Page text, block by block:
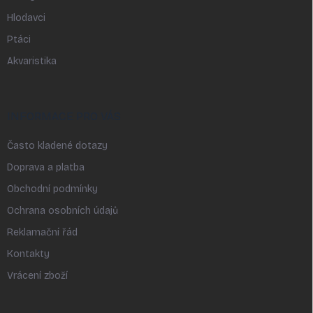
Hlodavci
Ptáci
Akvaristika
Často kladené dotazy
Doprava a platba
Obchodní podmínky
Ochrana osobních údajů
Reklamační řád
Kontakty
Vrácení zboží